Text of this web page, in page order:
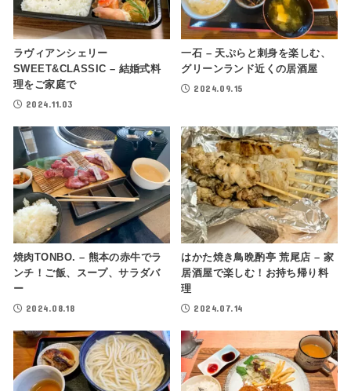
ラヴィアンシェリー
SWEET&CLASSIC – 結婚式料
理をご家庭で
2024.11.03
一石 – 天ぷらと刺身を楽しむ、
グリーンランド近くの居酒屋
2024.09.15
焼肉TONBO. – 熊本の赤牛でラ
ンチ！ご飯、スープ、サラダバ
ー
2024.08.18
はかた焼き鳥晩酌亭 荒尾店 – 家
居酒屋で楽しむ！お持ち帰り料
理
2024.07.14